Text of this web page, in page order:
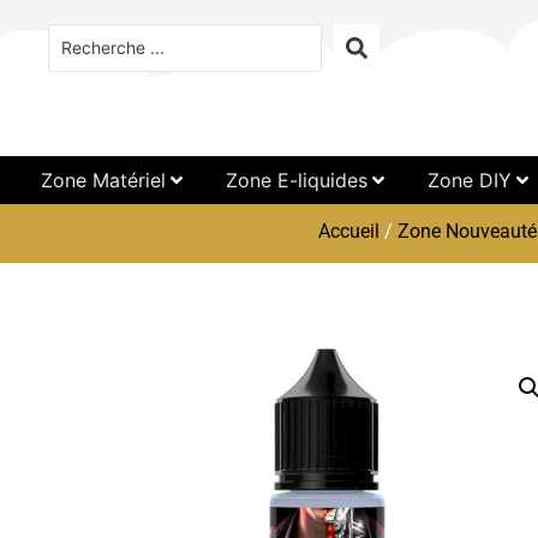
Zone Matériel Zone E-liquides Zone DIY
Accueil / Zone